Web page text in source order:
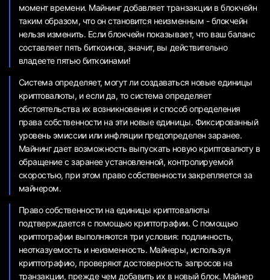
момент времени. Майнинг добавляет транзакции в блокчейн
таким образом, что он становится неизменным - блокчейн
нельзя изменить. Если блокчейн показывает, что ваш баланс
составляет пять биткоинов, значит, вы действительно
владеете пятью биткоинами!
Система определяет, могут ли создаваться новые единицы
криптовалюты, и если да, то система определяет
обстоятельства их возникновения и способ определения
права собственности на эти новые единицы. Фиксированный
уровень эмиссии или инфляции предопределен заранее.
Майнинг дает возможность выпускать новую криптовалюту в
обращение с заранее установленной, контролируемой
скоростью, при этом право собственности закрепляется за
майнером.
Право собственности на единицы криптовалюты
подтверждается с помощью криптографии. С помощью
криптографии выполняются три условия: подлинность,
неотказуемость и неизменность. Майнеры, используя
криптографию, проверяют достоверность запросов на
транзакции, прежде чем добавить их в новый блок. Майнер